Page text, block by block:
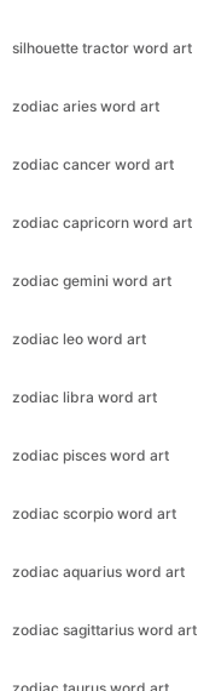
silhouette tractor word art
zodiac aries word art
zodiac cancer word art
zodiac capricorn word art
zodiac gemini word art
zodiac leo word art
zodiac libra word art
zodiac pisces word art
zodiac scorpio word art
zodiac aquarius word art
zodiac sagittarius word art